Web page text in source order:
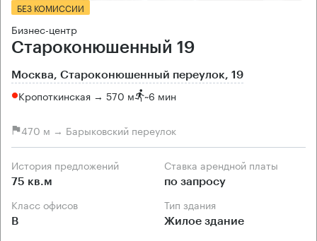
БЕЗ КОМИССИИ
Бизнес-центр
Староконюшенный 19
Москва, Староконюшенный переулок, 19
Кропоткинская → 570 м ~6 мин
470 м → Барыковский переулок
История предложений
75 кв.м
Ставка арендной платы
по запросу
Класс офисов
B
Тип здания
Жилое здание